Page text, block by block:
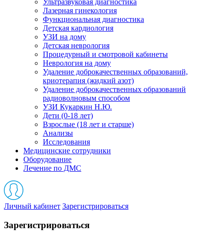
Ультразвуковая диагностика
Лазерная гинекология
Функциональная диагностика
Детская кардиология
УЗИ на дому
Детская неврология
Процедурный и смотровой кабинеты
Неврология на дому
Удаление доброкачественных образований,
криотерапия (жидкий азот)
Удаление доброкачественных образований
радиоволновым способом
УЗИ Кукаркин Н.Ю.
Дети (0-18 лет)
Взрослые (18 лет и старше)
Анализы
Исследования
Медицинские сотрудники
Оборудование
Лечение по ДМС
Личный кабинет Зарегистрироваться
Зарегистрироваться